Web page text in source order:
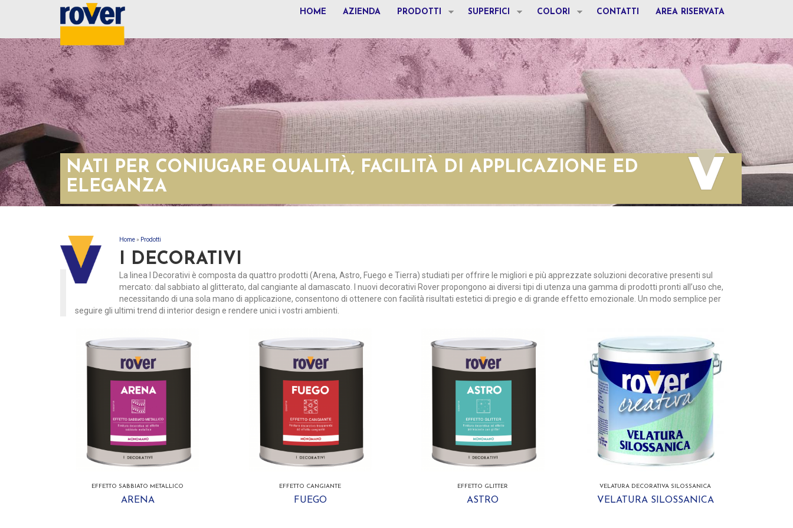
HOME AZIENDA PRODOTTI SUPERFICI COLORI CONTATTI AREA RISERVATA
NATI PER CONIUGARE QUALITÀ, FACILITÀ DI APPLICAZIONE ED
ELEGANZA
TU SEI QUI
Home» Prodotti
I DECORATIVI
La linea I Decorativi è composta da quattro prodotti (Arena, Astro, Fuego e Tierra) studiati per offrire le migliori e più apprezzate soluzioni decorative presenti sul
mercato: dal sabbiato al glitterato, dal cangiante al damascato. I nuovi decorativi Rover propongono ai diversi tipi di utenza una gamma di prodotti pronti all’uso che,
necessitando di una sola mano di applicazione, consentono di ottenere con facilità risultati estetici di pregio e di grande effetto emozionale. Un modo semplice per
seguire gli ultimi trend di interior design e rendere unici i vostri ambienti.
EFFETTO SABBIATO METALLICO
ARENA
EFFETTO CANGIANTE
FUEGO
EFFETTO GLITTER
ASTRO
VELATURA DECORATIVA SILOSSANICA
VELATURA SILOSSANICA